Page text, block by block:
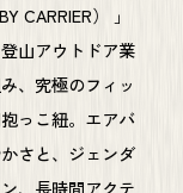
CARRIER） 」
山アウトドア業
、究極のフィッ
っこ紐。エアバ
さと、ジェンダ
、長時間アクテ